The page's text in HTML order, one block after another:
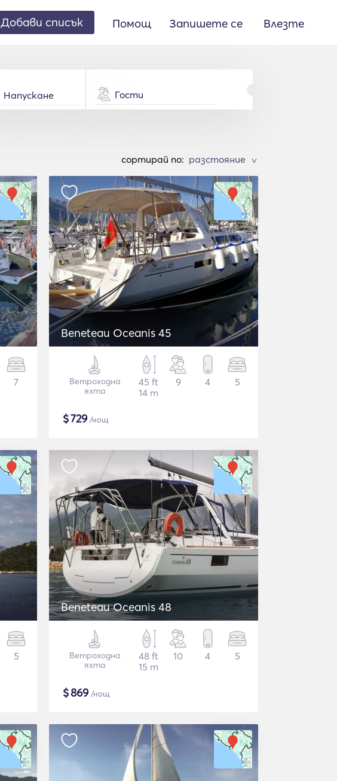
Добави списък Помощ Запишете се Влезте
Гости
cортирай по: >
7
Beneteau Oceanis 45
Ветроходна
яхта
45 ft
14 m
9 4 5
$729/нощ
5
Beneteau Oceanis 48
Ветроходна
яхта
48 ft
15 m
10 4 5
$869/нощ